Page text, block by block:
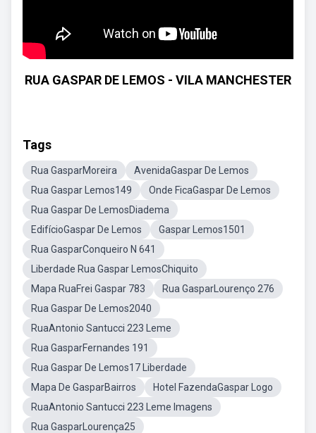
RUA GASPAR DE LEMOS - VILA MANCHESTER
Tags
Rua GasparMoreira
AvenidaGaspar De Lemos
Rua Gaspar Lemos149
Onde FicaGaspar De Lemos
Rua Gaspar De LemosDiadema
EdifícioGaspar De Lemos
Gaspar Lemos1501
Rua GasparConqueiro N 641
Liberdade Rua Gaspar LemosChiquito
Mapa RuaFrei Gaspar 783
Rua GasparLourenço 276
Rua Gaspar De Lemos2040
RuaAntonio Santucci 223 Leme
Rua GasparFernandes 191
Rua Gaspar De Lemos17 Liberdade
Mapa De GasparBairros
Hotel FazendaGaspar Logo
RuaAntonio Santucci 223 Leme Imagens
Rua GasparLourença25